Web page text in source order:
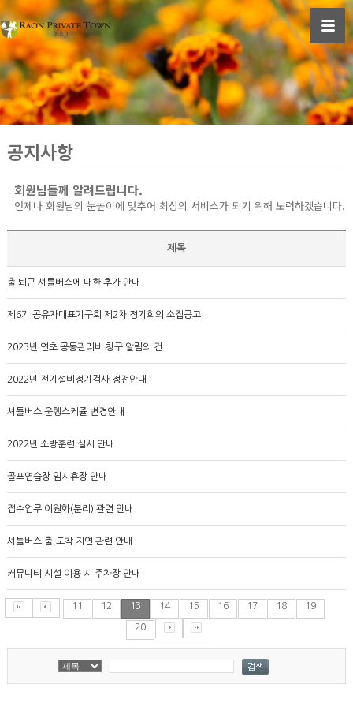
공지사항
회원님들께 알려드립니다.
언제나 회원님의 눈높이에 맞추어 최상의 서비스가 되기 위해 노력하겠습니다.
제목
출·퇴근 셔틀버스에 대한 추가 안내
제6기 공유자대표기구회 제2차 정기회의 소집공고
2023년 연초 공동관리비 청구 알림의 건
2022년 전기설비정기검사 정전안내
셔틀버스 운행스케쥴 변경안내
2022년 소방훈련 실시 안내
골프연습장 임시휴장 안내
접수업무 이원화(분리) 관련 안내
셔틀버스 출,도착 지연 관련 안내
커뮤니티 시설 이용 시 주차장 안내
11 12 13 14 15 16 17 18 19
20